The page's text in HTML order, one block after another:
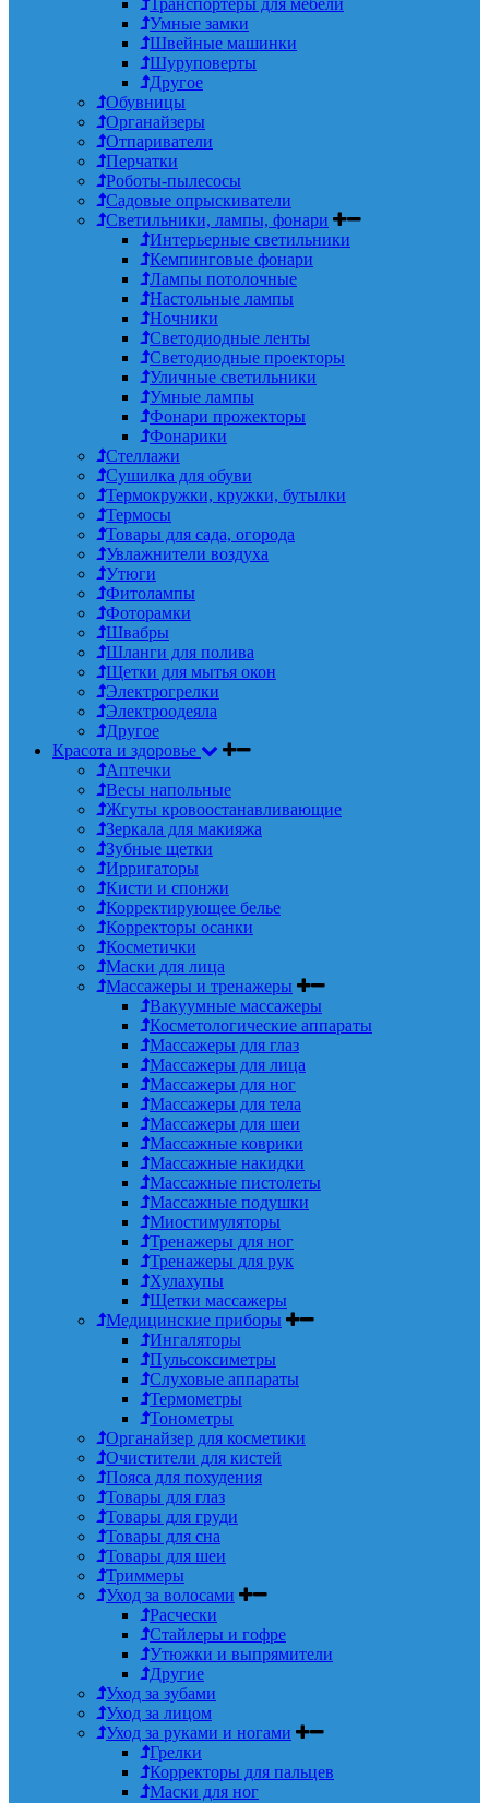
Умные замки
Швейные машинки
Шуруповерты
Другое
Обувницы
Органайзеры
Отпариватели
Перчатки
Роботы-пылесосы
Садовые опрыскиватели
Светильники, лампы, фонари
Интерьерные светильники
Кемпинговые фонари
Лампы потолочные
Настольные лампы
Ночники
Светодиодные ленты
Светодиодные проекторы
Уличные светильники
Умные лампы
Фонари прожекторы
Фонарики
Стеллажи
Сушилка для обуви
Термокружки, кружки, бутылки
Термосы
Товары для сада, огорода
Увлажнители воздуха
Утюги
Фитолампы
Фоторамки
Швабры
Шланги для полива
Щетки для мытья окон
Электрогрелки
Электроодеяла
Другое
Красота и здоровье
Аптечки
Весы напольные
Жгуты кровоостанавливающие
Зеркала для макияжа
Зубные щетки
Ирригаторы
Кисти и спонжи
Корректирующее белье
Корректоры осанки
Косметички
Маски для лица
Массажеры и тренажеры
Вакуумные массажеры
Косметологические аппараты
Массажеры для глаз
Массажеры для лица
Массажеры для ног
Массажеры для тела
Массажеры для шеи
Массажные коврики
Массажные накидки
Массажные пистолеты
Массажные подушки
Миостимуляторы
Тренажеры для ног
Тренажеры для рук
Хулахупы
Щетки массажеры
Медицинские приборы
Ингаляторы
Пульсоксиметры
Слуховые аппараты
Термометры
Тонометры
Органайзер для косметики
Очистители для кистей
Пояса для похудения
Товары для глаз
Товары для груди
Товары для сна
Товары для шеи
Триммеры
Уход за волосами
Расчески
Стайлеры и гофре
Утюжки и выпрямители
Другие
Уход за зубами
Уход за лицом
Уход за руками и ногами
Грелки
Корректоры для пальцев
Маски для ног